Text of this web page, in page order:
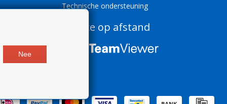
Technische ondersteuning
Service op afstand
Nee